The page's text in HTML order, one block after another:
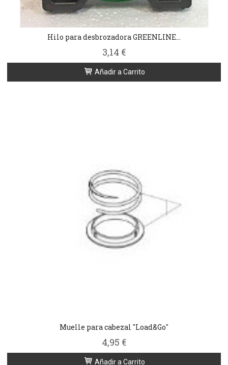
Hilo para desbrozadora GREENLINE...
3,14 €
Añadir a Carrito
Muelle para cabezal "Load&Go"
4,95 €
Añadir a Carrito